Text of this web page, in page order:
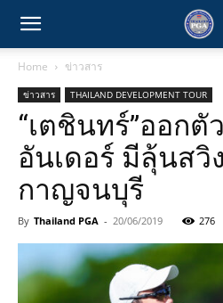
Home ข่าวสาร
ข่าวสาร THAILAND DEVELOPMENT TOUR
“เตชินทร์”ออกตั
อันเดอร์ มีลุ้นสวิ
กาญจนบุรี
By Thailand PGA - 20/06/2019 276